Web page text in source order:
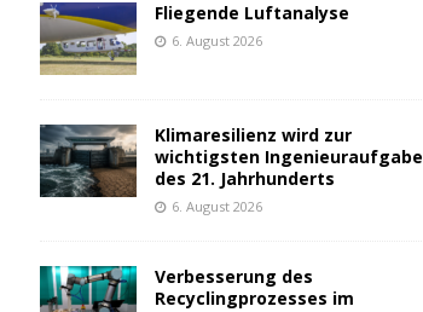
Fliegende Luftanalyse
6. August 2026
Klimaresilienz wird zur
wichtigsten Ingenieuraufgabe
des 21. Jahrhunderts
6. August 2026
Verbesserung des
Recyclingprozesses im